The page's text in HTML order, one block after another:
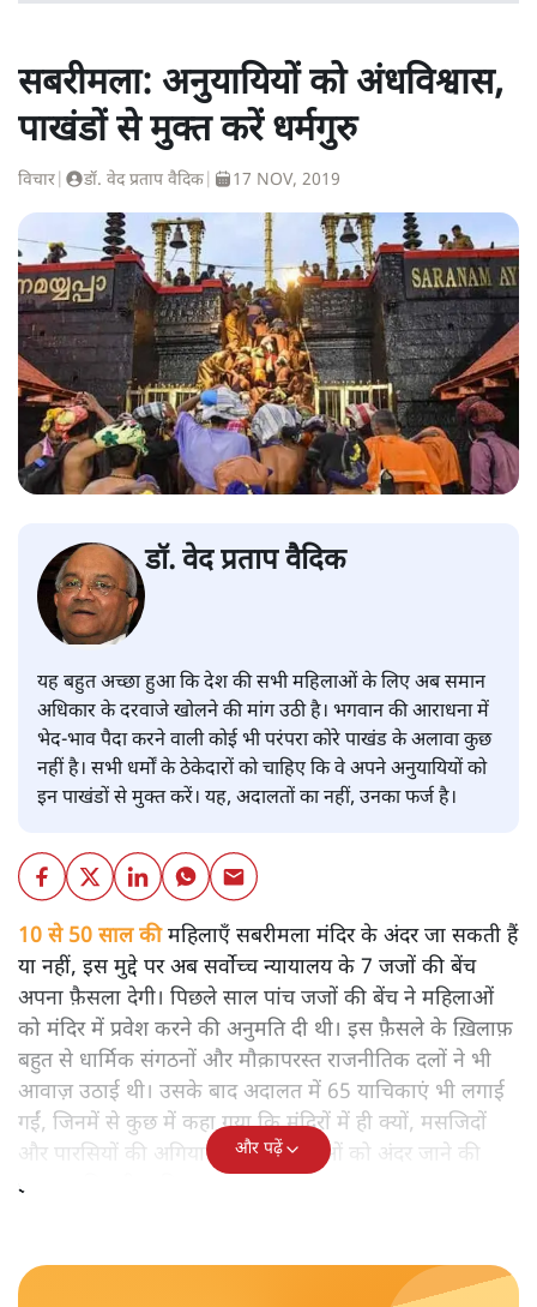
सबरीमला: अनुयायियों को अंधविश्वास,
पाखंडों से मुक्त करें धर्मगुरु
विचार डॉ. वेद प्रताप वैदिक 17 NOV, 2019
डॉ. वेद प्रताप वैदिक
यह बहुत अच्छा हुआ कि देश की सभी महिलाओं के लिए अब समान
अधिकार के दरवाजे खोलने की मांग उठी है। भगवान की आराधना में
भेद-भाव पैदा करने वाली कोई भी परंपरा कोरे पाखंड के अलावा कुछ
नहीं है। सभी धर्मों के ठेकेदारों को चाहिए कि वे अपने अनुयायियों को
इन पाखंडों से मुक्त करें। यह, अदालतों का नहीं, उनका फर्ज है।
10 से 50 साल कीमहिलाएँ सबरीमला मंदिर के अंदर जा सकती हैं
या नहीं, इस मुद्दे पर अब सर्वोच्च न्यायालय के 7 जजों की बेंच
अपना फ़ैसला देगी। पिछले साल पांच जजों की बेंच ने महिलाओं
को मंदिर में प्रवेश करने की अनुमति दी थी। इस फ़ैसले के ख़िलाफ़
बहुत से धार्मिक संगठनों और मौक़ापरस्त राजनीतिक दलों ने भी
आवाज़ उठाई थी। उसके बाद अदालत में 65 याचिकाएं भी लगाई
गईं, जिनमें से कुछ में कहा गया कि मंदिरों में ही क्यों, मसजिदों
और पारसियों की अगियारी में भी महिलाओं को अंदर जाने की
इजाजत मिलनी चाहिए।
और पढ़ें